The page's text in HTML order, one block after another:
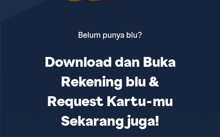
Belum punya blu?
Download dan Buka
Rekening blu &
Request Kartu-mu
Sekarang juga!